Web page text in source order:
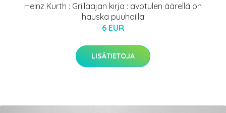
Heinz Kurth : Grillaajan kirja : avotulen äärellä on
hauska puuhailla
6 EUR
LISÄTIETOJA